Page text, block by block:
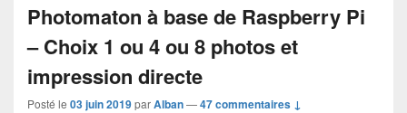
Photomaton à base de Raspberry Pi
– Choix 1 ou 4 ou 8 photos et
impression directe
Posté le 03 juin 2019parAlban—47 commentaires ↓